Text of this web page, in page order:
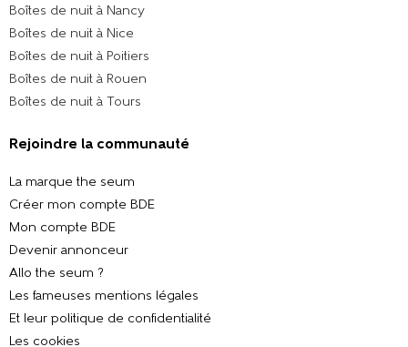
Boîtes de nuit à Nancy
Boîtes de nuit à Nice
Boîtes de nuit à Poitiers
Boîtes de nuit à Rouen
Boîtes de nuit à Tours
Rejoindre la communauté
La marque the seum
Créer mon compte BDE
Mon compte BDE
Devenir annonceur
Allo the seum ?
Les fameuses mentions légales
Et leur politique de confidentialité
Les cookies